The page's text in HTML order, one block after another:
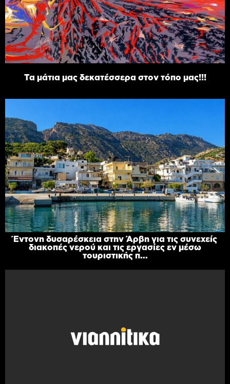
Τα μάτια μας δεκατέσσερα στον τόπο μας!!!
Έντονη δυσαρέσκεια στην Άρβη για τις συνεχείς
διακοπές νερού και τις εργασίες εν μέσω
τουριστικής π...